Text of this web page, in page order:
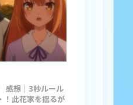
想｜3秒ルール
！此花家を揺るが